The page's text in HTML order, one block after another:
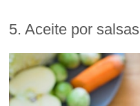
5. Aceite por salsas